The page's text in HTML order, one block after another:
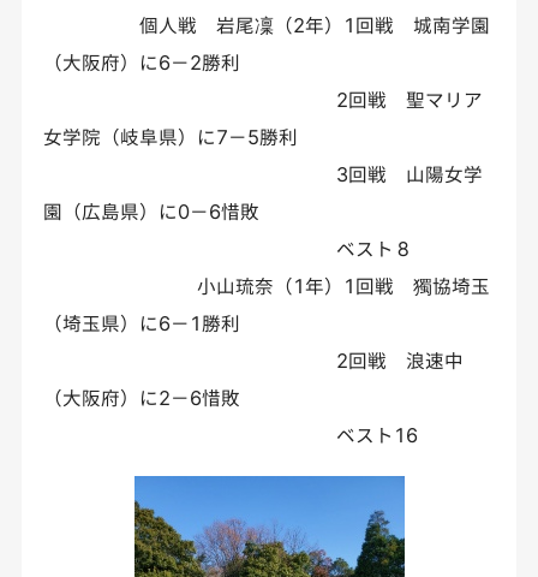
個人戦 岩尾凜（2年）1回戦 城南学園
（大阪府）に6－2勝利
2回戦 聖マリア
女学院（岐阜県）に7－5勝利
3回戦 山陽女学
園（広島県）に0－6惜敗
ベスト８
小山琉奈（1年）1回戦 獨協埼玉
（埼玉県）に6－1勝利
2回戦 浪速中
（大阪府）に2－6惜敗
ベスト16